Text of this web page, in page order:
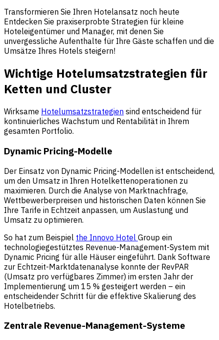
Transformieren Sie Ihren Hotelansatz noch heute
Entdecken Sie praxiserprobte Strategien für kleine
Hoteleigentümer und Manager, mit denen Sie
unvergessliche Aufenthalte für Ihre Gäste schaffen und die
Umsätze Ihres Hotels steigern!
Wichtige Hotelumsatzstrategien für
Ketten und Cluster
Wirksame Hotelumsatzstrategien sind entscheidend für
kontinuierliches Wachstum und Rentabilität in Ihrem
gesamten Portfolio.
Dynamic Pricing-Modelle
Der Einsatz von Dynamic Pricing-Modellen ist entscheidend,
um den Umsatz in Ihren Hotelkettenoperationen zu
maximieren. Durch die Analyse von Marktnachfrage,
Wettbewerberpreisen und historischen Daten können Sie
Ihre Tarife in Echtzeit anpassen, um Auslastung und
Umsatz zu optimieren.
So hat zum Beispiel the Innovo Hotel Group ein
technologiegestütztes Revenue-Management-System mit
Dynamic Pricing für alle Häuser eingeführt. Dank Software
zur Echtzeit-Marktdatenanalyse konnte der RevPAR
(Umsatz pro verfügbares Zimmer) im ersten Jahr der
Implementierung um 15 % gesteigert werden – ein
entscheidender Schritt für die effektive Skalierung des
Hotelbetriebs.
Zentrale Revenue-Management-Systeme